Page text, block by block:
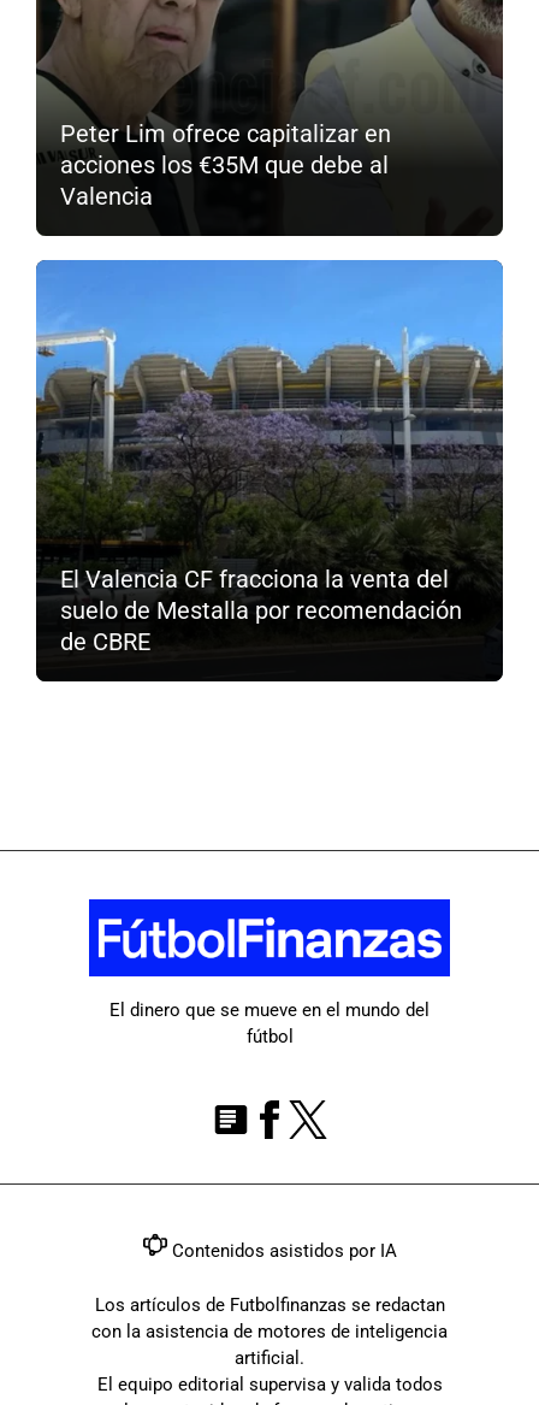
Peter Lim ofrece capitalizar en
acciones los €35M que debe al
Valencia
El Valencia CF fracciona la venta del
suelo de Mestalla por recomendación
de CBRE
El dinero que se mueve en el mundo del
fútbol
Contenidos asistidos por IA
Los artículos de Futbolfinanzas se redactan
con la asistencia de motores de inteligencia
artificial.
El equipo editorial supervisa y valida todos